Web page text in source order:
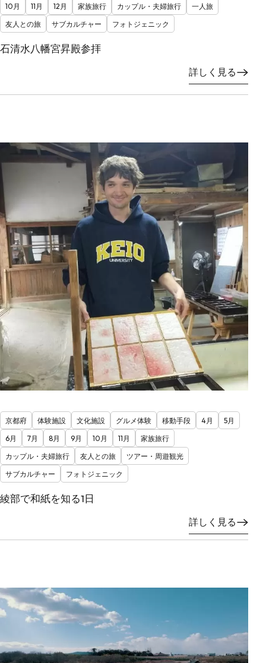
10月
11月 12月 家族旅行 カップル・夫婦旅行
一人旅
友人との旅
サブカルチャー フォトジェニック
石清水八幡宮昇殿参拝
詳しく見る
京都府 体験施設 文化施設 グルメ体験 移動手段 4月
5月
6月
7月 8月 9月 10月 11月
家族旅行
カップル・夫婦旅行
友人との旅
ツアー・周遊観光
サブカルチャー
フォトジェニック
綾部で和紙を知る1日
詳しく見る